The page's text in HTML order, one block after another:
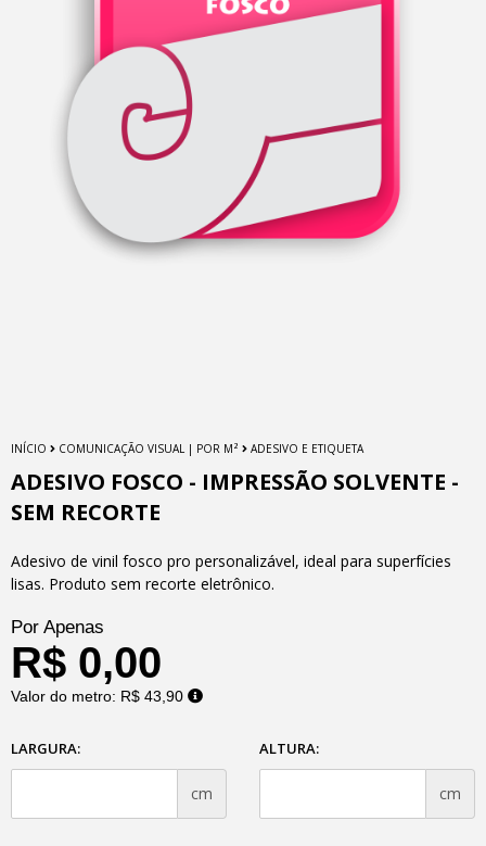
INÍCIO COMUNICAÇÃO VISUAL | POR M² ADESIVO E ETIQUETA
ADESIVO FOSCO - IMPRESSÃO SOLVENTE -
SEM RECORTE
Adesivo de vinil fosco pro personalizável, ideal para superfícies
lisas. Produto sem recorte eletrônico.
Por Apenas
R$ 0,00
Valor do metro: R$ 43,90
LARGURA:
cm
ALTURA:
cm